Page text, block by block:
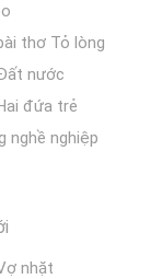
thơ Tỏ lòng
nước
đứa trẻ
nghề nghiệp
nhặt